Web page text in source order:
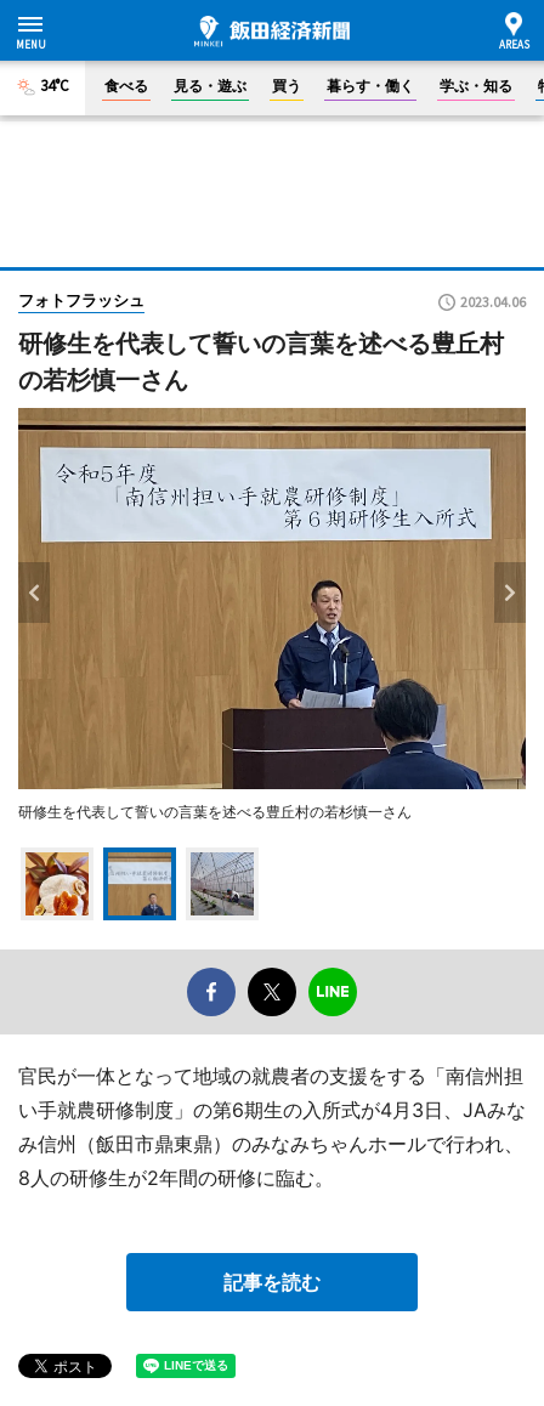
34°C 食べる 見る・遊ぶ 買う 暮らす・働く 学ぶ・知る
フォトフラッシュ 2023.04.06
研修生を代表して誓いの言葉を述べる豊丘村
の若杉慎一さん
研修生を代表して誓いの言葉を述べる豊丘村の若杉慎一さん
官民が一体となって地域の就農者の支援をする「南信州担
い手就農研修制度」の第6期生の入所式が4月3日、JAみな
み信州（飯田市鼎東鼎）のみなみちゃんホールで行われ、
8人の研修生が2年間の研修に臨む。
記事を読む